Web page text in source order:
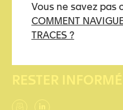
Vous ne savez pas
COMMENT
TRACES ?
Nous soutenir
RESTER INFORMÉ